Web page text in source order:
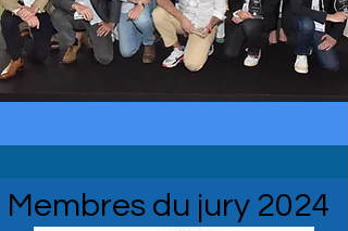
Membres du jury 2024